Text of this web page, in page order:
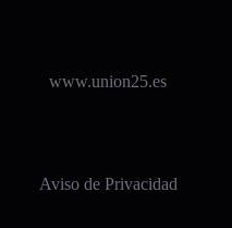
www.union25.es
Aviso de Privacidad